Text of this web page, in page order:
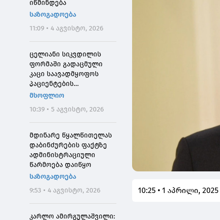
იწმინდება
საზოგადოება
11:09 • 4 აგვისტო, 2026
ცელიანი სიკვდილის
ფორმაში გადაცმული
კაცი საავადმყოფოს
პაციენტების
შეშინებისთვის
მსოფლიო
10:39 • 5 აგვისტო, 2026
მდინარე წყალწითელას
დაბინძურების ფაქტზე
ადმინისტრაციული
წარმოება დაიწყო
საზოგადოება
9:53 • 4 აგვისტო, 2026
კარლო ამირგულაშვილი:
10:25 • 1 აპრილი, 2025